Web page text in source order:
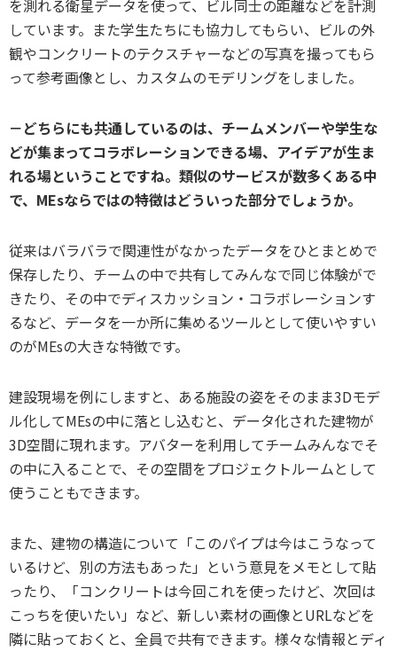
を測れる衛星データを使って、ビル同士の距離などを計測
しています。また学生たちにも協力してもらい、ビルの外
観やコンクリートのテクスチャーなどの写真を撮ってもら
って参考画像とし、カスタムのモデリングをしました。
－どちらにも共通しているのは、チームメンバーや学生な
どが集まってコラボレーションできる場、アイデアが生ま
れる場ということですね。類似のサービスが数多くある中
で、MEsならではの特徴はどういった部分でしょうか。
従来はバラバラで関連性がなかったデータをひとまとめで
保存したり、チームの中で共有してみんなで同じ体験がで
きたり、その中でディスカッション・コラボレーションす
るなど、データを一か所に集めるツールとして使いやすい
のがMEsの大きな特徴です。
建設現場を例にしますと、ある施設の姿をそのまま3Dモデ
ル化してMEsの中に落とし込むと、データ化された建物が
3D空間に現れます。アバターを利用してチームみんなでそ
の中に入ることで、その空間をプロジェクトルームとして
使うこともできます。
また、建物の構造について「このパイプは今はこうなって
いるけど、別の方法もあった」という意見をメモとして貼
ったり、「コンクリートは今回これを使ったけど、次回は
こっちを使いたい」など、新しい素材の画像とURLなどを
隣に貼っておくと、全員で共有できます。様々な情報とディ